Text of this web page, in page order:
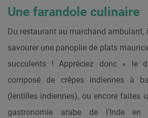
Une farandole culinaire
Du restaurant au marchand ambulant,
savourer une panoplie de plats
succulents ! Appréciez donc « le
composé de crêpes indiennes à
(lentilles indiennes), ou encore faites
gastronomie arabe de l'Inde en